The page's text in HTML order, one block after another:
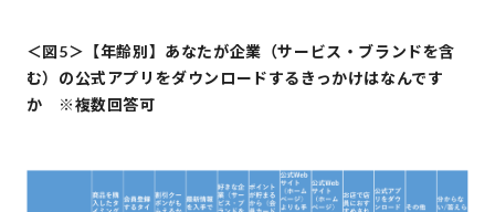
＜図5＞【年齢別】あなたが企業（サービス・ブランドを含
む）の公式アプリをダウンロードするきっかけはなんです
か ※複数回答可